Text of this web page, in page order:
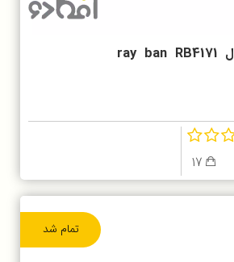
عینک ریبن اورجینال ray ban RB4171
17
تمام شد